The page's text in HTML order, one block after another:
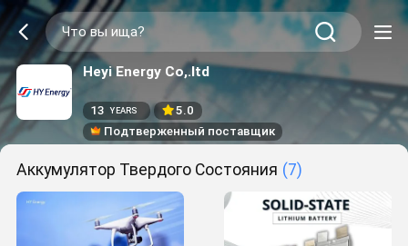
Heyi Energy Co,.ltd
13 YEARS
5.0
Подтверженный поставщик
Аккумулятор Твердого Состояния (7)